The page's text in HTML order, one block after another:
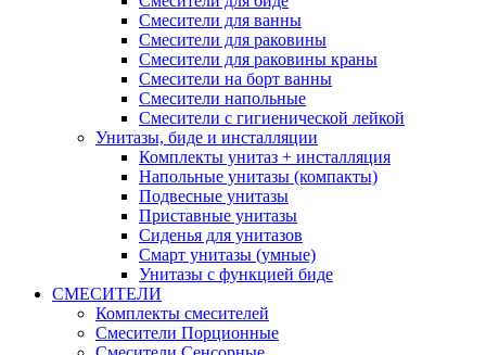
Смесители для ванны
Смесители для раковины
Смесители для раковины краны
Смесители на борт ванны
Смесители напольные
Смесители с гигиенической лейкой
Унитазы, биде и инсталляции
Комплекты унитаз + инсталляция
Напольные унитазы (компакты)
Подвесные унитазы
Приставные унитазы
Сиденья для унитазов
Смарт унитазы (умные)
Унитазы с функцией биде
СМЕСИТЕЛИ
Комплекты смесителей
Смесители Порционные